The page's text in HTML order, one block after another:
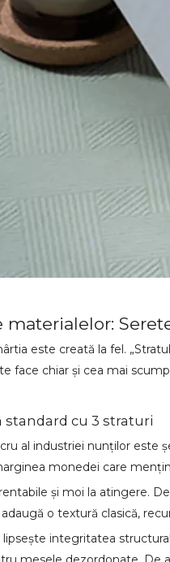
materialelor:
este creată la fel.
face chiar și cea mai
standard cu 3 straturi
al industriei nunților este
monedei care
și moi la atingere.
o textură clasică,
lipsește integritatea